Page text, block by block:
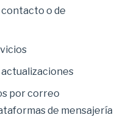
o de
por correo
de mensajería